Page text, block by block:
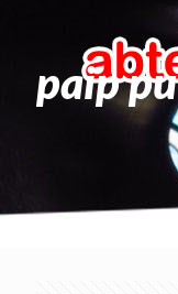
paip pu